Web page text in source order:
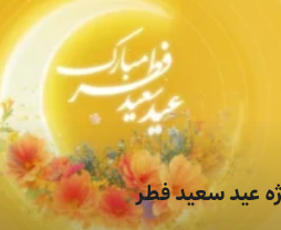
عید سعید فطر